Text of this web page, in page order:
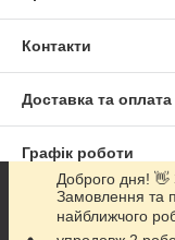
Контакти
Доставка та оплата
Графік роботи
Повна версія сайту
Доброго дня! 👋
Замовлення та
найближчого